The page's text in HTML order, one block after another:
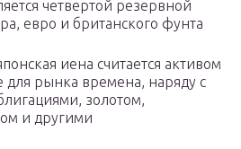
четвертой резервной
евро и британского фунта
иена считается активом
рынка времена, наряду с
золотом,
и другими